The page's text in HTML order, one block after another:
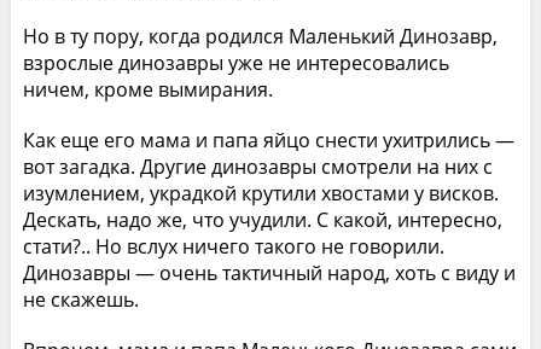
Но в ту пору, когда родился Маленький Динозавр,
взрослые динозавры уже не интересовались
ничем, кроме вымирания.
Как еще его мама и папа яйцо снести ухитрились —
вот загадка. Другие динозавры смотрели на них с
изумлением, украдкой крутили хвостами у висков.
Дескать, надо же, что учудили. С какой, интересно,
стати?.. Но вслух ничего такого не говорили.
Динозавры — очень тактичный народ, хоть с виду и
не скажешь.